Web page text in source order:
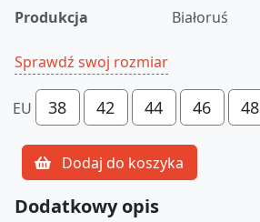
Produkcja
Białoruś
Sprawdź swoj rozmiar
EU 38 42 44 46 48
Dodaj do koszyka
Dodatkowy opis